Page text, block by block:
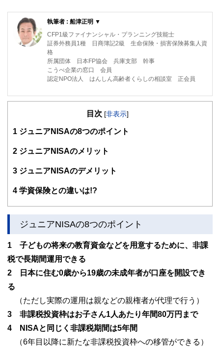
執筆者 : 船津正明 ▼
CFP1級ファイナンシャル・プランニング技能士
証券外務員1種 日商簿記2級 生命保険・損害保険募集人資
格
所属団体 日本FP協会 兵庫支部 幹事
こうべ企業の窓口 会員
認定NPO法人 はんしん高齢者くらしの相談室 正会員
2014年11月に中立の立場でお客様の思いを大事にする船津
をサポートする相談窓口「こうべ企業の窓口」の会員とし
正会員として地元の高齢者をサポートする地域貢献活動も行
勢が整いました。
目次 [非表示]
1 ジュニアNISAの8つのポイント
2 ジュニアNISAのメリット
3 ジュニアNISAのデメリット
4 学資保険との違いは!?
ジュニアNISAの8つのポイント
1 子どもの将来の教育資金などを用意するために、非課
税で長期間運用できる
2 日本に住む0歳から19歳の未成年者が口座を開設でき
る
（ただし実際の運用は親などの親権者が代理で行う）
3 非課税投資枠はお子さん1人あたり年間80万円まで
4 NISAと同じく非課税期間は5年間
（6年目以降に新たな非課税投資枠への移管ができる）